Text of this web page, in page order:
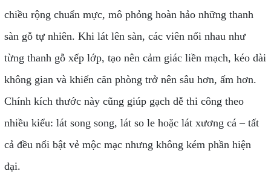
chiều rộng chuẩn mực, mô phỏng hoàn hảo những thanh
sàn gỗ tự nhiên. Khi lát lên sàn, các viên nối nhau như
từng thanh gỗ xếp lớp, tạo nên cảm giác liền mạch, kéo dài
không gian và khiến căn phòng trở nên sâu hơn, ấm hơn.
Chính kích thước này cũng giúp gạch dễ thi công theo
nhiều kiểu: lát song song, lát so le hoặc lát xương cá – tất
cả đều nổi bật vẻ mộc mạc nhưng không kém phần hiện
đại.